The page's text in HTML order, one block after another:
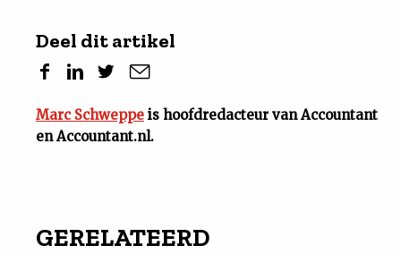
Deel dit artikel
Marc Schweppe is hoofdredacteur van Accountant
en Accountant.nl.
GERELATEERD